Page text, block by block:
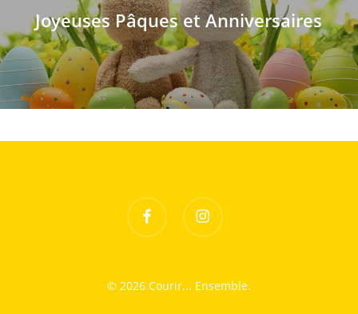
Joyeuses Pâques et Anniversaires
facebook instagram
© 2026 Courir... Ensemble.